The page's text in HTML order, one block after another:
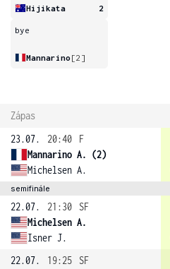
Hijikata
2
bye
Mannarino [2]
Zápas
23.07.
20:40
F
Mannarino A. (2)
Michelsen A.
semifinále
22.07. 21:30
SF
Michelsen A.
Isner J.
22.07.
19:25
SF